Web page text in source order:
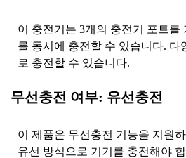
이 충전기는 3개의 충전기 포트를
를 동시에 충전할 수 있습니다. 다
로 충전할 수 있습니다.
무선충전 여부: 유선충전
이 제품은 무선충전 기능을 지원
유선 방식으로 기기를 충전해야